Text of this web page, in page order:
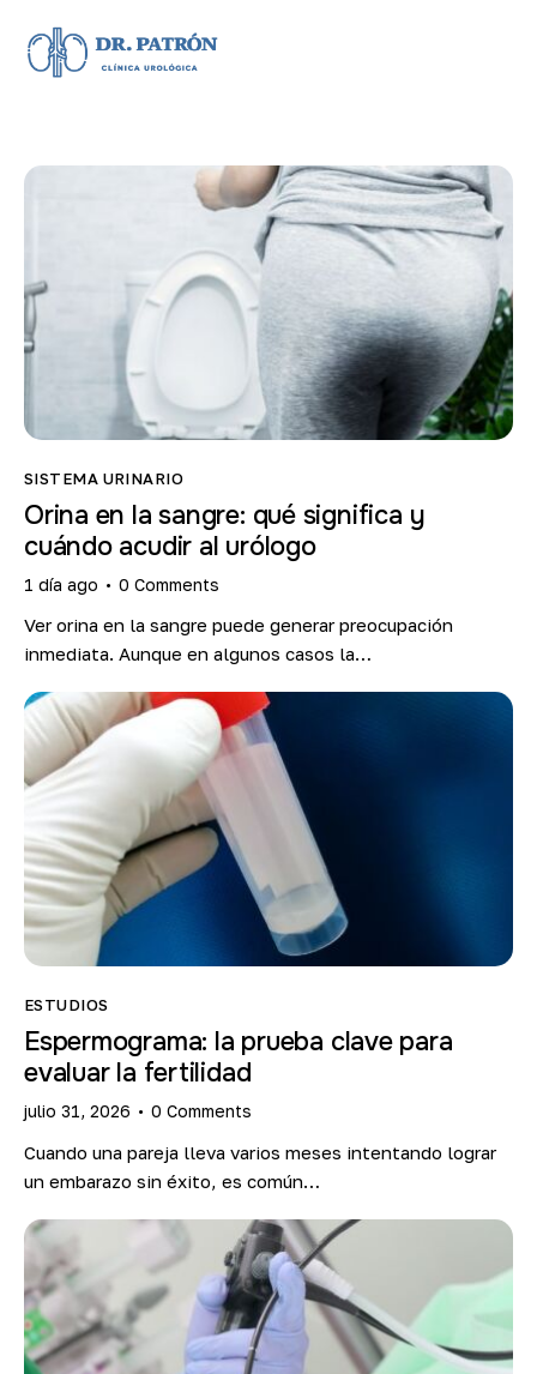
SISTEMA URINARIO
Orina en la sangre: qué significa y
cuándo acudir al urólogo
1 día ago 0 Comments
Ver orina en la sangre puede generar preocupación
inmediata. Aunque en algunos casos la…
ESTUDIOS
Espermograma: la prueba clave para
evaluar la fertilidad
julio 31, 2026 0 Comments
Cuando una pareja lleva varios meses intentando lograr
un embarazo sin éxito, es común…